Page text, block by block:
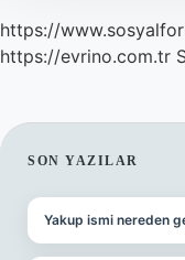
https://
https://evrino.com.tr
SON YAZILAR
Yakup ismi nereden